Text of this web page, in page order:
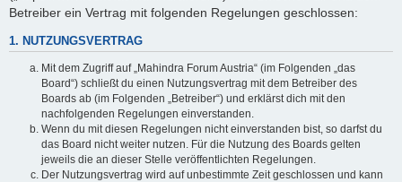
Betreiber ein Vertrag mit folgenden Regelungen geschlossen:
1. NUTZUNGSVERTRAG
Mit dem Zugriff auf „Mahindra Forum Austria“ (im Folgenden „das
Board“) schließt du einen Nutzungsvertrag mit dem Betreiber des
Boards ab (im Folgenden „Betreiber“) und erklärst dich mit den
nachfolgenden Regelungen einverstanden.
Wenn du mit diesen Regelungen nicht einverstanden bist, so darfst du
das Board nicht weiter nutzen. Für die Nutzung des Boards gelten
jeweils die an dieser Stelle veröffentlichten Regelungen.
Der Nutzungsvertrag wird auf unbestimmte Zeit geschlossen und kann